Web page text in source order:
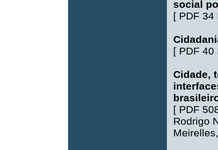
social
[ PDF 34
[ PDF 40
Cidade,
[ PDF
Rodrigo
Meirelles